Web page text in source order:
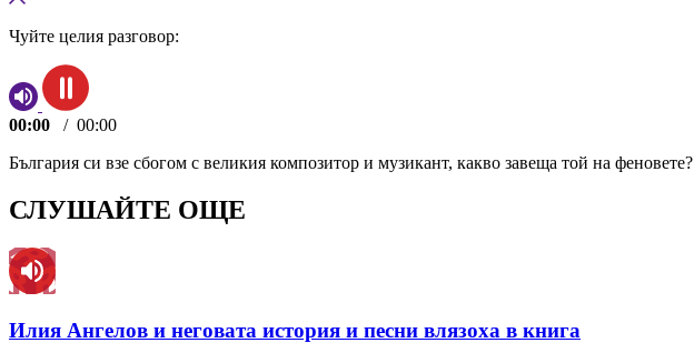
Чуйте целия разговор:
00:00 / 00:00
България си взе сбогом с великия композитор и музикант, какво завеща той на феновете?
СЛУШАЙТЕ ОЩЕ
Илия Ангелов и неговата история и песни влязоха в книга